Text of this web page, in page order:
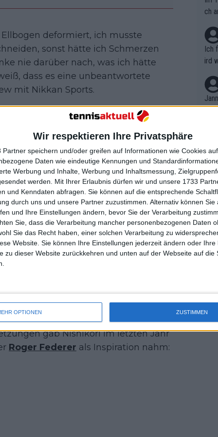
Wir respektieren Ihre Privatsphäre
Partner speichern und/oder greifen auf Informationen wie Cookies
Daten wie eindeutige Kennungen und
Werbung und Inhalte, Werbung und Inhaltsmessung,
werden. Mit Ihrer Erlaubnis dürfen wir und unsere 1733
und Kenndaten abfragen. Sie können auf die entsprechende
durch uns und unsere Partner zuzustimmen. Alternativ können Sie
und Ihre Einstellungen ändern, bevor Sie der Verarbeitung
Sie, dass die Verarbeitung mancher personenbezogenen Daten
Sie das Recht haben, einer solchen Verarbeitung zu
Website. Sie können Ihre Einstellungen jederzeit ändern oder Ihre
zu dieser Website zurückkehren und unten auf der Webseite auf die
OPTIONEN ZUSTIMMEN
deformiert, ich musste
sonst hätte ich Schmerzen
nie darüber nach, was ich hätte
dass es eine unbeantwortete
mit Nikkan Sports.
438 der Weltrangliste, die
beim Challenger 75 Palmas del
das Turnier gewann.
an den Atlanta Open teil, die
er drei Challenger-Turniere
zu kommen. Er verkündete
@ATLOpenTennis zu
Rückkehr sein.
twitterte er.
Japaner, der bereits 2017 wegen
lange Pause einlegen musste. In
gab Nishikori im letzten Jahr
Roger Federer als Inspiration nahm:
ch
Ich
ird
r in
em
t,
B.
on
uss
mal
des
n
nt.
kel